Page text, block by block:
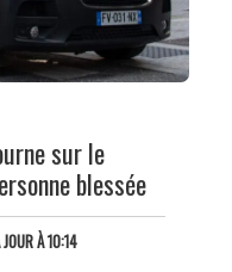
sur le
blessée
À 10:14